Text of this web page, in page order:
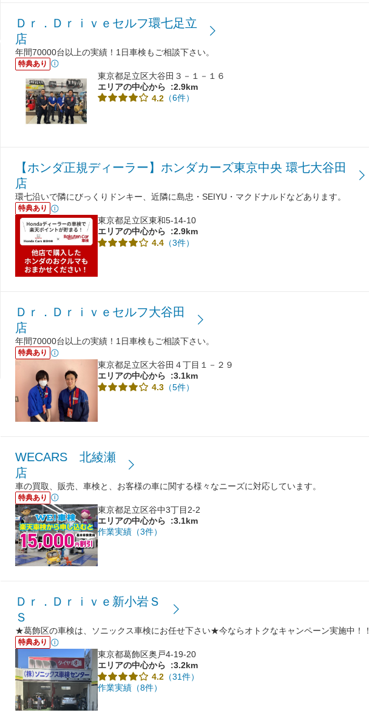
Ｄｒ．Ｄｒｉｖｅセルフ環七足立
店
年間70000台以上の実績！1日車検もご相談下さい。
特典あり
東京都足立区大谷田３－１－１６
エリアの中心から
:2.9km
4.2 （6件）
【ホンダ正規ディーラー】ホンダカーズ東京中央 環七大谷田
店
環七沿いで隣にびっくりドンキー、近隣に島忠・SEIYU・マクドナルドなどあります。
特典あり
東京都足立区東和5-14-10
エリアの中心から
:2.9km
4.4 （3件）
Ｄｒ．Ｄｒｉｖｅセルフ大谷田
店
年間70000台以上の実績！1日車検もご相談下さい。
特典あり
東京都足立区大谷田４丁目１－２９
エリアの中心から
:3.1km
4.3 （5件）
WECARS 北綾瀬
店
車の買取、販売、車検と、お客様の車に関する様々なニーズに対応しています。
特典あり
東京都足立区谷中3丁目2-2
エリアの中心から
:3.1km
作業実績（3件）
Ｄｒ．Ｄｒｉｖｅ新小岩Ｓ
Ｓ
★葛飾区の車検は、ソニックス車検にお任せ下さい★今ならオトクなキャンペーン実施中！！
特典あり
東京都葛飾区奥戸4-19-20
エリアの中心から
:3.2km
4.2 （31件）
作業実績（8件）